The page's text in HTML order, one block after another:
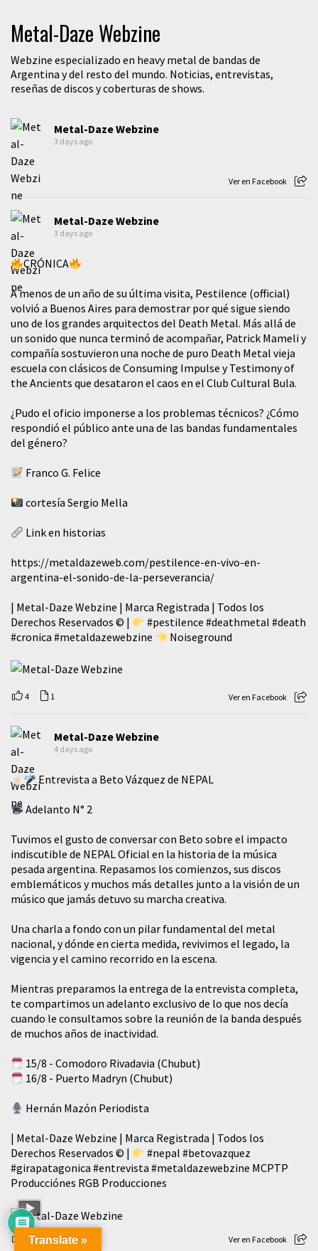
Metal-Daze Webzine
Webzine especializado en heavy metal de bandas de
Argentina y del resto del mundo. Noticias, entrevistas,
reseñas de discos y coberturas de shows.
Metal-Daze Webzine
3 days ago
Ver en Facebook
Metal-Daze Webzine
3 days ago
CRÓNICA
A menos de un año de su última visita, Pestilence (official)
volvió a Buenos Aires para demostrar por qué sigue siendo
uno de los grandes arquitectos del Death Metal. Más allá de
un sonido que nunca terminó de acompañar, Patrick Mameli y
compañía sostuvieron una noche de puro Death Metal vieja
escuela con clásicos de Consuming Impulse y Testimony of
the Ancients que desataron el caos en el Club Cultural Bula.
¿Pudo el oficio imponerse a los problemas técnicos? ¿Cómo
respondió el público ante una de las bandas fundamentales
del género?
Franco G. Felice
cortesía Sergio Mella
Link en historias
https://metaldazeweb.com/pestilence-en-vivo-en-
argentina-el-sonido-de-la-perseverancia/
| Metal-Daze Webzine | Marca Registrada | Todos los
Derechos Reservados © |
#pestilence #deathmetal #death
#cronica #metaldazewebzine Noiseground
4 1 Ver en Facebook
Metal-Daze Webzine
4 days ago
Entrevista a Beto Vázquez de NEPAL
Adelanto N° 2
Tuvimos el gusto de conversar con Beto sobre el impacto
indiscutible de NEPAL Oficial en la historia de la música
pesada argentina. Repasamos los comienzos, sus discos
emblemáticos y muchos más detalles junto a la visión de un
músico que jamás detuvo su marcha creativa.
​Una charla a fondo con un pilar fundamental del metal
nacional, y dónde en cierta medida, revivimos el legado, la
vigencia y el camino recorrido en la escena.
Mientras preparamos la entrega de la entrevista completa,
te compartimos un adelanto exclusivo de lo que nos decía
cuando le consultamos sobre la reunión de la banda después
de muchos años de inactividad.
15/8 - Comodoro Rivadavia (Chubut)
16/8 - Puerto Madryn (Chubut)
Hernán Mazón Periodista
| Metal-Daze Webzine | Marca Registrada | Todos los
Derechos Reservados © |
#nepal #betovazquez
#girapatagonica #entrevista #metaldazewebzine MCPTP
Producciónes RGB Producciones
76 3 Ver en Facebook
Translate »